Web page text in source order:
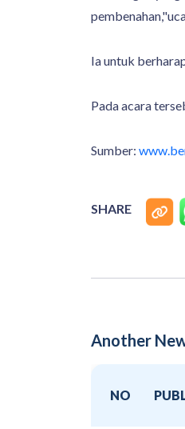
Ia untuk
Pada acara
Sumber:
SHARE
Another
NO